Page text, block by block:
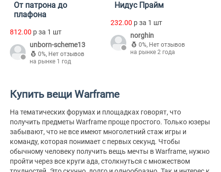
От патрона до
плафона
812.00 p за 1 шт
unborn-scheme13
0%, Нет отзывов
на рынке 1 год
Нидус Прайм
232.00 p за 1 шт
norghin
0%, Нет отзывов
на рынке 2 года
Купить вещи Warframe
На тематических форумах и площадках говорят, что
получить предметы Warframe проще простого. Только юзеры
забывают, что не все имеют многолетний стаж игры и
команду, которая понимает с первых секунд. Чтобы
обычному человеку получить вещь мечты в Warframe, нужно
пройти через все круги ада, столкнуться с множеством